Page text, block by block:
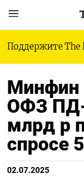
Поддержите The
Минфин
ОФЗ
млрд р
спросе
02.07.2025